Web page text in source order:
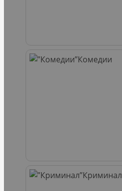
Комедии
Криминал